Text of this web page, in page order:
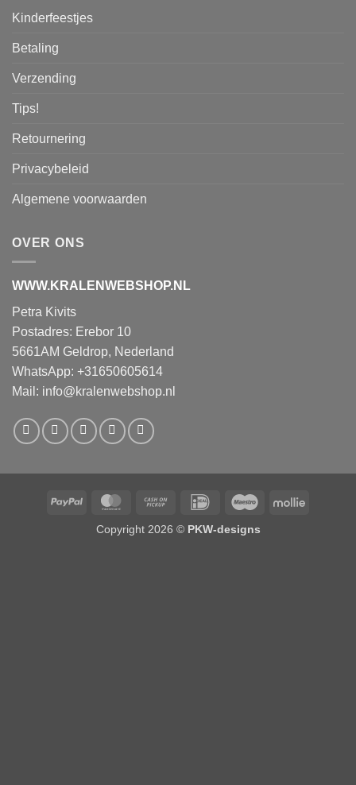
Kinderfeestjes
Betaling
Verzending
Tips!
Retournering
Privacybeleid
Algemene voorwaarden
OVER ONS
WWW.KRALENWEBSHOP.NL
Petra Kivits
Postadres: Erebor 10
5661AM Geldrop, Nederland
WhatsApp: +31650605614
Mail: info@kralenwebshop.nl
PayPal MasterCardCash
Pickup
IDeal Maestro Mollie
Copyright 2026 © PKW-designs